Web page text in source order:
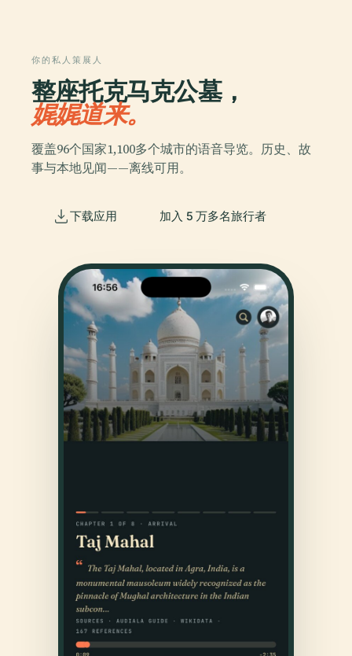
你的私人策展人
整座托克马克公墓，
娓娓道来。
覆盖96个国家1,100多个城市的语音导览。历史、故
事与本地见闻——离线可用。
下载应用 加入 5 万多名旅行者